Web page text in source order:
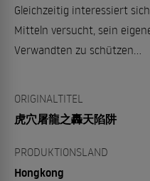
Gleichzeitig interessiert
Mitteln versucht, sein
Verwandten zu schützen...
ORIGINALTITEL
虎穴屠龍之轟天陷阱
PRODUKTIONSLAND
Hongkong